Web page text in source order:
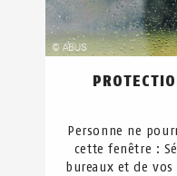
Personne ne
cette fenêtre :
bureaux et de vos